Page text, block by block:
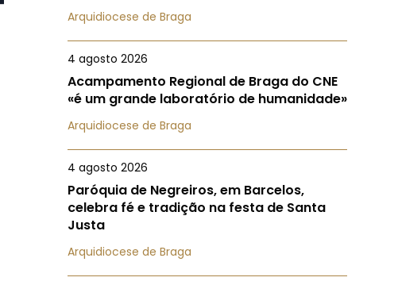
Arquidiocese de Braga
4 agosto 2026
Acampamento Regional de Braga do CNE
«é um grande laboratório de humanidade»
Arquidiocese de Braga
4 agosto 2026
Paróquia de Negreiros, em Barcelos,
celebra fé e tradição na festa de Santa
Justa
Arquidiocese de Braga